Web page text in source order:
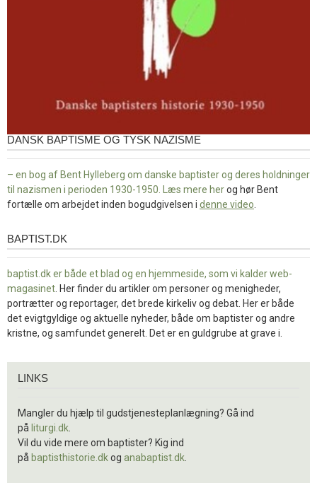
DANSK BAPTISME OG TYSK NAZISME
– en bog af Bent Hylleberg om danske baptister og deres holdninger
til nazismen i perioden 1930-1950. Læs mere herog hør Bent
fortælle om arbejdet inden bogudgivelsen i denne video
baptist.dk
BAPTIST.DK
baptist.dk er både et blad og en hjemmeside, som vi kalder web-
magasinet . Her finder du artikler om personer og menigheder,
portrætter og reportager, det brede kirkeliv og debat. Her er både
det evigtgyldige og aktuelle nyheder, både om baptister og andre
kristne, og samfundet generelt. Det er en guldgrube at grave i.
LINKS
Mangler du hjælp til gudstjenesteplanlægning? Gå ind
på liturgi.dk
Vil du vide mere om baptister? Kig ind
på baptisthistorie.dkog anabaptist.dk